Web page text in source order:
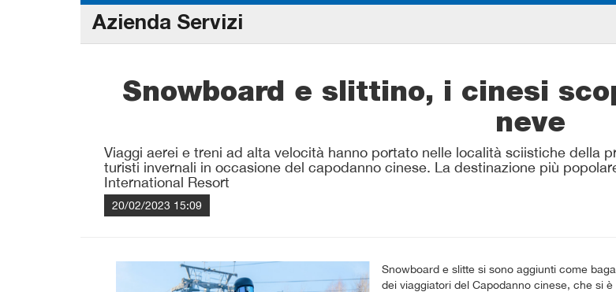
Azienda Servizi
Snowboard e slittino, i cinesi
neve
Viaggi aerei e treni ad alta velocità hanno portato nelle località sciistiche della
turisti invernali in occasione del capodanno cinese. La destinazione più
International Resort
20/02/2023 15:09
Snowboard e slitte si sono aggiunti come
dei viaggiatori del Capodanno cinese, che si è